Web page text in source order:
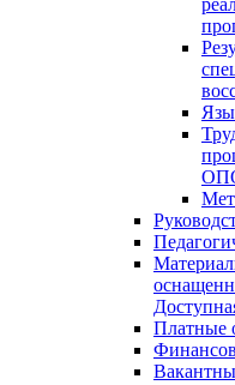
Платные